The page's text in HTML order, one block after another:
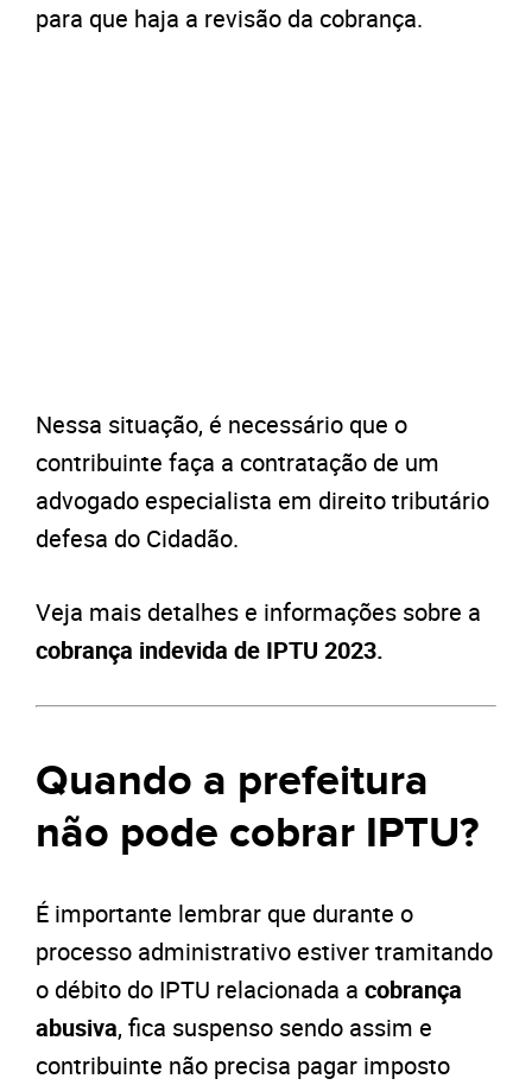
para que haja a revisão da cobrança.
Nessa situação, é necessário que o
contribuinte faça a contratação de um
advogado especialista em direito tributário
defesa do Cidadão.
Veja mais detalhes e informações sobre a
cobrança indevida de IPTU 2023.
Quando a prefeitura
não pode cobrar IPTU?
É importante lembrar que durante o
processo administrativo estiver tramitando
o débito do IPTU relacionada a cobrança
abusiva, fica suspenso sendo assim e
contribuinte não precisa pagar imposto